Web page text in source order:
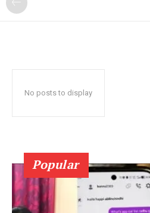
No posts to display
Popular